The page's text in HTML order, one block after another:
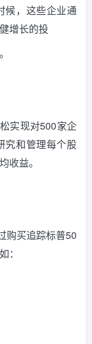
候，这些企业通
增长的投
实现对500家企
究和管理每个股
收益。
购买追踪标普50
：